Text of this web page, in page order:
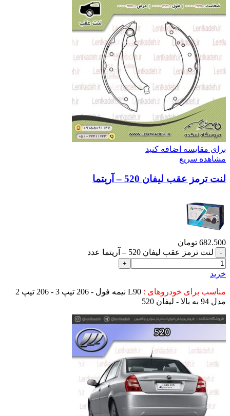
برای مقایسه اضافه کنید
مشاهده سریع
لنت ترمز عقب لیفان 520 – آریتما
682.500 تومان
لنت ترمز عقب لیفان 520 – آریتما عدد
خرید
مناسب برای خودروهای :
L90 نیمه فول - 206 تیپ 3 - 206 تیپ 2
مدل 94 به بالا - لیفان 520